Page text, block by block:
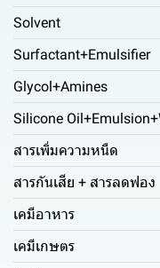
Solvent
Surfactant+Emulsifier
Glycol+Amines
Silicone
สารเพิ่มความหนืด
สารกันเสีย + สารลดฟอง
เคมีอาหาร
เคมีเกษตร